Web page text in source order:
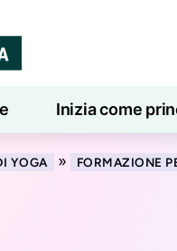
Inizia come
7 giorni di
YOGA » FORMAZIONE